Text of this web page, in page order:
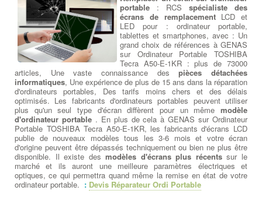
portable : RCS spécialiste des
écrans de remplacementLCD et
LED pour : ordinateur portable,
tablettes et smartphones, avec : Un
grand choix de références à GENAS
sur Ordinateur Portable TOSHIBA
Tecra A50-E-1KR : plus de 73000
articles, Une vaste connaissance despièces détachées
informatiques, Une expérience de plus de 15 ans dans la réparation
d'ordinateurs portables, Des tarifs moins chers et des délais
optimisés. Les fabricants d'ordinateurs portables peuvent utiliser
plus qu'un seul type d'écran diffèrent pour un même modèle
d'ordinateur portable. En plus de cela à GENAS sur Ordinateur
Portable TOSHIBA Tecra A50-E-1KR, les fabricants d'écrans LCD
publie de nouveaux modèles tous les 3-6 mois et votre écran
d'origine peuvent être dépassés techniquement ou bien ne plus être
disponible. Il existe desmodèles d'écrans plus récentssur le
marché et ils auront une meilleure paramètres électriques et
optiques, ce qui permettra quand même la remise en état de votre
ordinateur portable. : Devis Réparateur Ordi Portable